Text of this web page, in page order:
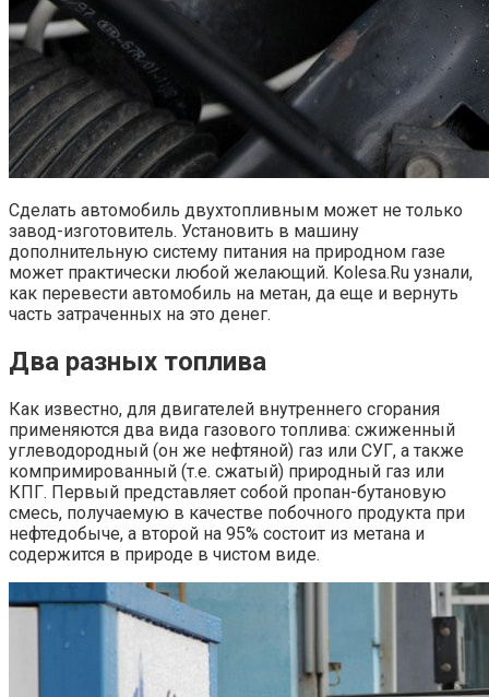
Сделать автомобиль двухтопливным может не только
завод-изготовитель. Установить в машину
дополнительную систему питания на природном газе
может практически любой желающий. Kolesa.Ru узнали,
как перевести автомобиль на метан, да еще и вернуть
часть затраченных на это денег.
Два разных топлива
Как известно, для двигателей внутреннего сгорания
применяются два вида газового топлива: сжиженный
углеводородный (он же нефтяной) газ или СУГ, а также
компримированный (т.е. сжатый) природный газ или
КПГ. Первый представляет собой пропан-бутановую
смесь, получаемую в качестве побочного продукта при
нефтедобыче, а второй на 95% состоит из метана и
содержится в природе в чистом виде.